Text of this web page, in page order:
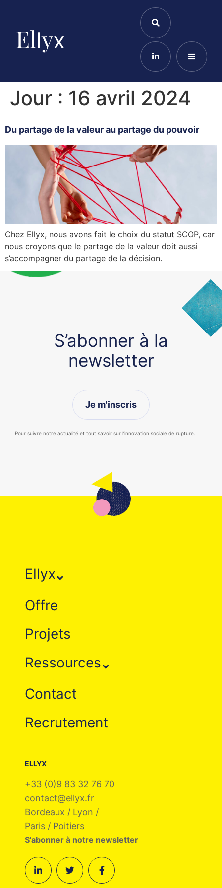
Jour : 16 avril 2024
Du partage de la valeur au partage du pouvoir
Chez Ellyx, nous avons fait le choix du statut SCOP, car
nous croyons que le partage de la valeur doit aussi
s’accompagner du partage de la décision.
S’abonner à la
newsletter
Je m'inscris
Pour suivre notre actualité et tout savoir sur l’innovation sociale de rupture.
ELLYX
+33 (0)9 83 32 76 70
contact@ellyx.fr
Bordeaux / Lyon /
Paris / Poitiers
S'abonner à notre newsletter
Ellyx
Offre
Projets
Ressources
Contact
Recrutement